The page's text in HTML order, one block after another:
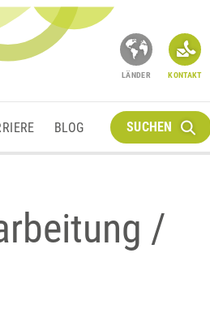
LÄNDER KONTAKT
BLOG SUCHEN
/